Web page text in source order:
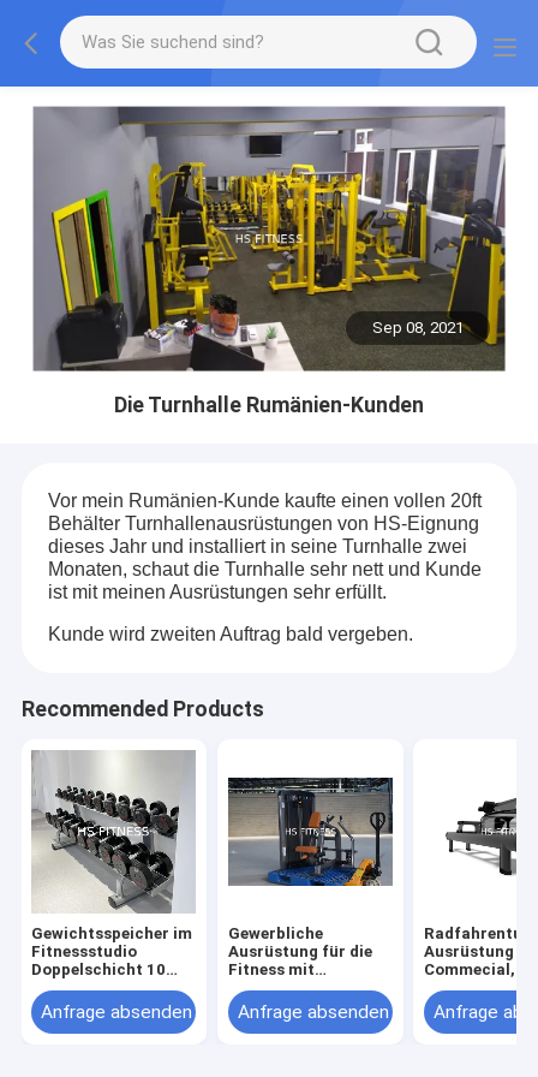
Sep 08, 2021
Die Turnhalle Rumänien-Kunden
Vor mein Rumänien-Kunde kaufte einen vollen 20ft
Behälter Turnhallenausrüstungen von HS-Eignung
dieses Jahr und installiert in seine Turnhalle zwei
Monaten, schaut die Turnhalle sehr nett und Kunde
ist mit meinen Ausrüstungen sehr erfüllt.
Kunde wird zweiten Auftrag bald vergeben.
Recommended Products
Gewichtsspeicher im
Fitnessstudio
Doppelschicht 10
Paar Hanteln
Anfrage absenden
Gewerbliche
Ausrüstung für die
Fitness mit
Sitzreihen
Anfrage absenden
Ausrüstung
Commecial,
materielle
Anfrage